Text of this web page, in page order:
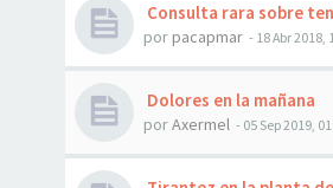
Consulta rara sobre
por pacapmar - 18 Abr 2018,
Dolores en la mañana
porAxermel - 05 Sep 2019,